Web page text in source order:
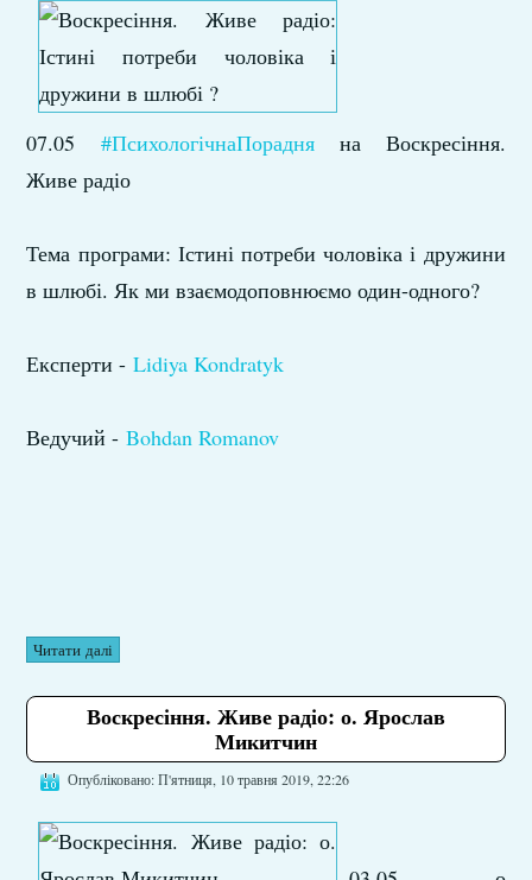
07.05 #ПсихологічнаПорадняна Воскресіння.
Живе радіо
Тема програми: Істині потреби чоловіка і дружини
в шлюбі. Як ми взаємодоповнюємо один-одного?
Експерти -Lidiya Kondratyk
Ведучий -Bohdan Romanov
Читати далі
Воскресіння. Живе радіо: о. Ярослав
Микитчин
Опубліковано: П'ятниця, 10 травня 2019, 22:26